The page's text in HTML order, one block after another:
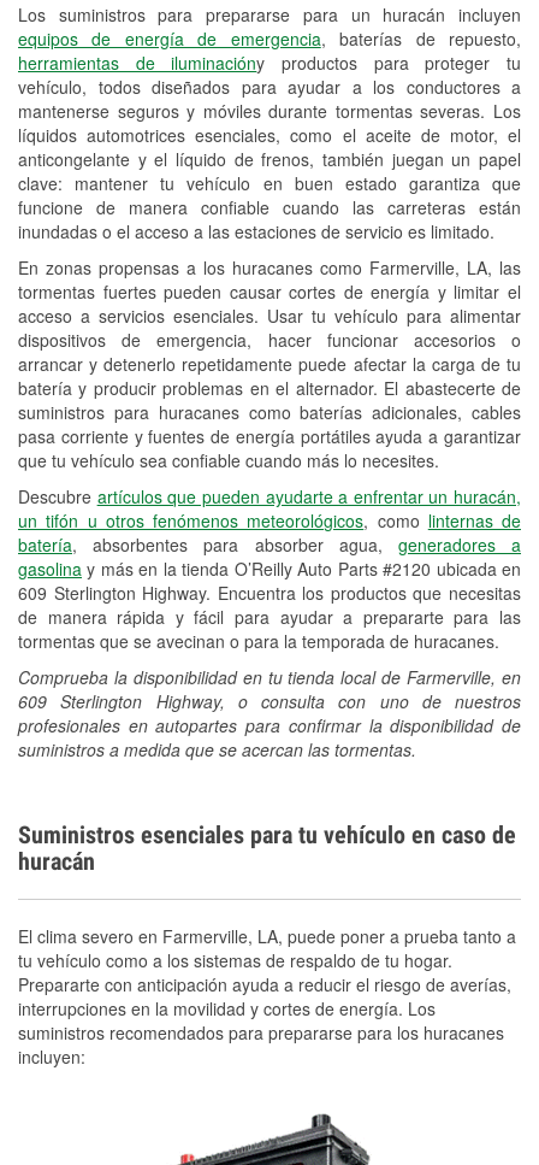
Los suministros para prepararse para un huracán incluyen
equipos de energía de emergencia, baterías de repuesto,
herramientas de iluminacióny productos para proteger tu
vehículo, todos diseñados para ayudar a los conductores a
mantenerse seguros y móviles durante tormentas severas. Los
líquidos automotrices esenciales, como el aceite de motor, el
anticongelante y el líquido de frenos, también juegan un papel
clave: mantener tu vehículo en buen estado garantiza que
funcione de manera confiable cuando las carreteras están
inundadas o el acceso a las estaciones de servicio es limitado.
En zonas propensas a los huracanes como Farmerville, LA, las
tormentas fuertes pueden causar cortes de energía y limitar el
acceso a servicios esenciales. Usar tu vehículo para alimentar
dispositivos de emergencia, hacer funcionar accesorios o
arrancar y detenerlo repetidamente puede afectar la carga de tu
batería y producir problemas en el alternador. El abastecerte de
suministros para huracanes como baterías adicionales, cables
pasa corriente y fuentes de energía portátiles ayuda a garantizar
que tu vehículo sea confiable cuando más lo necesites.
Descubre artículos que pueden ayudarte a enfrentar un huracán,
un tifón u otros fenómenos meteorológicos, como linternas de
batería, absorbentes para absorber agua, generadores a
gasolina y más en la tienda O’Reilly Auto Parts #2120 ubicada en
609 Sterlington Highway. Encuentra los productos que necesitas
de manera rápida y fácil para ayudar a prepararte para las
tormentas que se avecinan o para la temporada de huracanes.
Comprueba la disponibilidad en tu tienda local de Farmerville, en
609 Sterlington Highway, o consulta con uno de nuestros
profesionales en autopartes para confirmar la disponibilidad de
suministros a medida que se acercan las tormentas.
Reciclaje de baterías y aceite
Instalación de bombillas de faros
Instalación de limpiaparabrisas
Programa de Préstamo de
Herramientas
Rectificación de tambores y discos de
freno
Hurricane Supplies
Tornado Supplies
Conoce más
Suministros esenciales para tu vehículo en caso de
huracán
El clima severo en Farmerville, LA, puede poner a prueba tanto a
tu vehículo como a los sistemas de respaldo de tu hogar.
Prepararte con anticipación ayuda a reducir el riesgo de averías,
interrupciones en la movilidad y cortes de energía. Los
suministros recomendados para prepararse para los huracanes
incluyen: